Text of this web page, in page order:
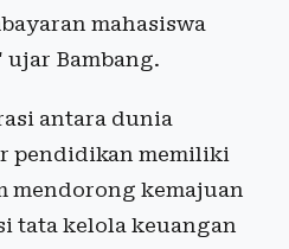
mahasiswa
Bambang.
antara dunia
pendidikan memiliki
mendorong kemajuan
tata kelola keuangan